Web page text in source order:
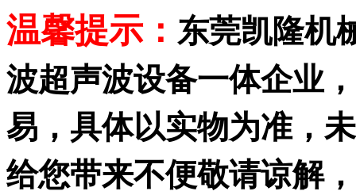
温馨提示： 东莞凯隆机
波超声波设备一体企业
易，具体以实物为准，
给您带来不便敬请谅解